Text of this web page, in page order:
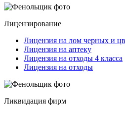
Лицензирование
Лицензия на лом черных и
Лицензия на аптеку
Лицензия на отходы 4 класса
Лицензия на отходы
Ликвидация фирм